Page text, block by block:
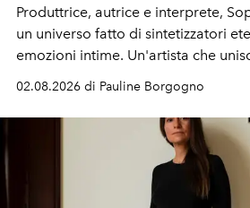
Produttrice, autrice e interprete,
un universo fatto di sintetizzatori
emozioni intime. Un'artista che
immaginario visivo e vulnerabilità
02.08.2026 di Pauline Borgogno